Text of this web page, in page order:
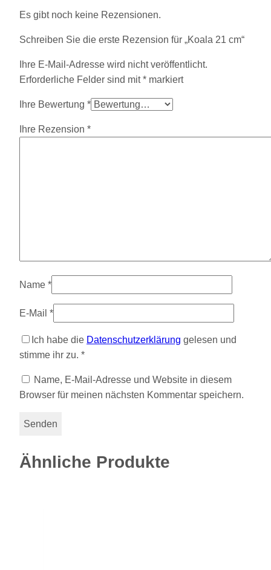
Es gibt noch keine Rezensionen.
Schreiben Sie die erste Rezension für „Koala 21 cm“
Ihre E-Mail-Adresse wird nicht veröffentlicht.
Erforderliche Felder sind mit* markiert
Ihre Bewertung *
Ihre Rezension *
Name *
E-Mail *
Ich habe die Datenschutzerklärung gelesen und
stimme ihr zu. *
Name, E-Mail-Adresse und Website in diesem
Browser für meinen nächsten Kommentar speichern.
Ähnliche Produkte